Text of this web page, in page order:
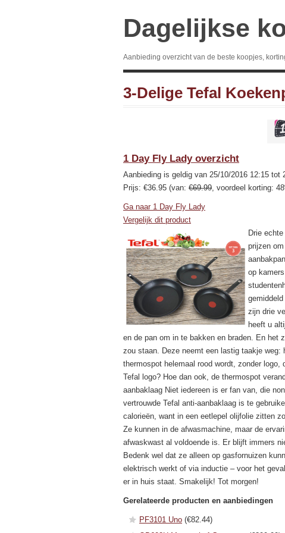
Dagelijkse
Aanbieding overzicht van de beste koopjes,
3-​Delige Tefal
1 Day Fly Lady overzicht
Aanbieding is geldig van 25/10/2016 12:15 tot
Prijs: €36.95 (van: €69.99, voordeel korting:
Ga naar 1 Day Fly Lady
Vergelijk dit product
Drie
prijzen
op
zijn drie
heeft u
en de pan om in te bakken en braden. En het
zou staan. Deze neemt een lastig taakje
thermospot helemaal rood wordt, zonder
Tefal logo? Hoe dan ook, de thermospot
aanbaklaag Niet iedereen is er fan van, die
vertrouwde Tefal anti-aanbaklaag is te
calorieën, want in een eetlepel olijfolie zitten
Ze kunnen in de afwasmachine, maar de
afwaskwast al voldoende is. Er blijft immers
Bedenk wel dat ze alleen op gasfornuizen
elektrisch werkt of via inductie – voor het
er in huis staat. Smakelijk! Tot morgen!
Gerelateerde producten en aanbiedingen
PF3101 Uno (€82.44)